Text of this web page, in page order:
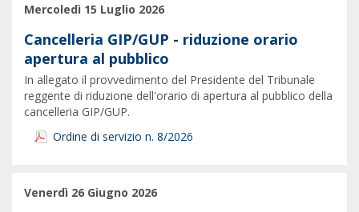
Mercoledì 15 Luglio 2026
Cancelleria GIP/GUP - riduzione orario
apertura al pubblico
In allegato il provvedimento del Presidente del Tribunale
reggente di riduzione dell'orario di apertura al pubblico della
cancelleria GIP/GUP.
Ordine di servizio n. 8/2026
Venerdì 26 Giugno 2026